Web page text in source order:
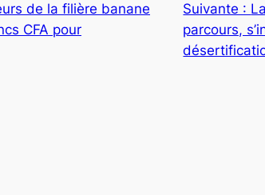
de la filière banane
CFA pour
Suivante :
parcours,